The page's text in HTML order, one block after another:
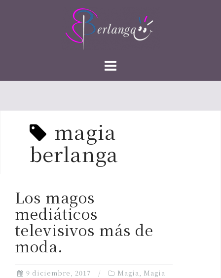
magia
berlanga
Los magos
mediáticos
televisivos más de
moda.
9 diciembre, 2017 Magia, Magia